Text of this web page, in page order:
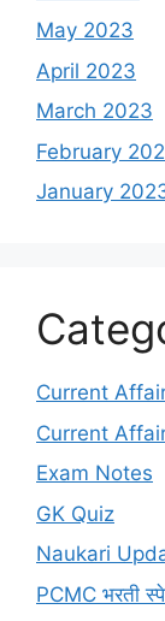
May 2023
April 2023
March 2023
February
January
Current
Current
Exam Notes
GK Quiz
Naukari
PCMC भरती